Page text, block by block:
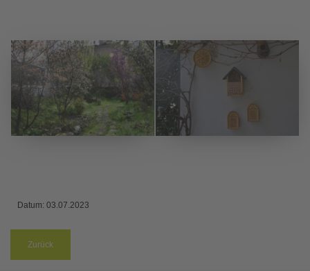
Datum: 03.07.2023
Zurück